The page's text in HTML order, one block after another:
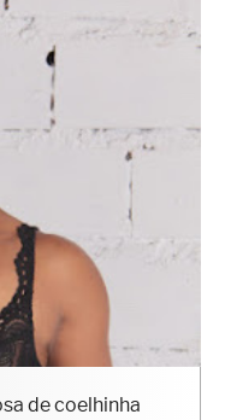
de coelhinha